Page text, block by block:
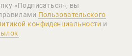
«Подписаться», вы
Пользовательского
конфиденциальности и